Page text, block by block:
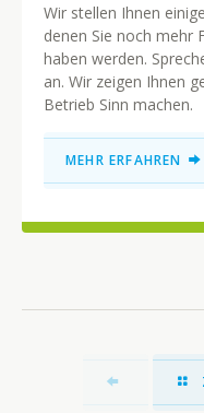
Wir stellen Ihnen
denen Sie noch mehr
haben werden.
an. Wir zeigen Ihnen
Betrieb Sinn machen.
MEHR ERFAHREN